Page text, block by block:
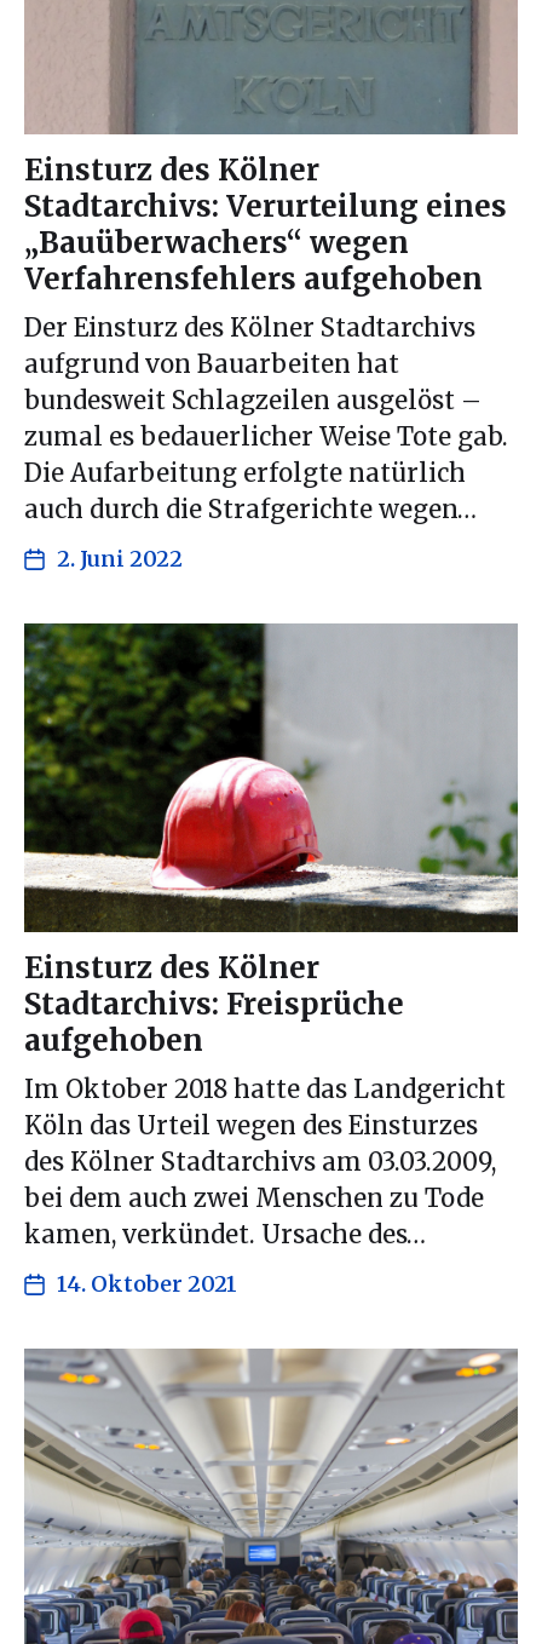
Einsturz des Kölner
Stadtarchivs: Verurteilung eines
„Bauüberwachers“ wegen
Verfahrensfehlers aufgehoben
Der Einsturz des Kölner Stadtarchivs
aufgrund von Bauarbeiten hat
bundesweit Schlagzeilen ausgelöst –
zumal es bedauerlicher Weise Tote gab.
Die Aufarbeitung erfolgte natürlich
auch durch die Strafgerichte wegen…
2. Juni 2022
Einsturz des Kölner
Stadtarchivs: Freisprüche
aufgehoben
Im Oktober 2018 hatte das Landgericht
Köln das Urteil wegen des Einsturzes
des Kölner Stadtarchivs am 03.03.2009,
bei dem auch zwei Menschen zu Tode
kamen, verkündet. Ursache des…
14. Oktober 2021